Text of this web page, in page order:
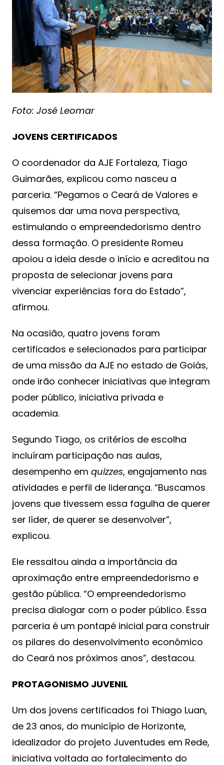
Foto: José Leomar
JOVENS CERTIFICADOS
O coordenador da AJE Fortaleza, Tiago
Guimarães, explicou como nasceu a
parceria. “Pegamos o Ceará de Valores e
quisemos dar uma nova perspectiva,
estimulando o empreendedorismo dentro
dessa formação. O presidente Romeu
apoiou a ideia desde o início e acreditou na
proposta de selecionar jovens para
vivenciar experiências fora do Estado”,
afirmou.
Na ocasião, quatro jovens foram
certificados e selecionados para participar
de uma missão da AJE no estado de Goiás,
onde irão conhecer iniciativas que integram
poder público, iniciativa privada e
academia.
Segundo Tiago, os critérios de escolha
incluíram participação nas aulas,
desempenho em quizzes, engajamento nas
atividades e perfil de liderança. “Buscamos
jovens que tivessem essa fagulha de querer
ser líder, de querer se desenvolver”,
explicou.
Ele ressaltou ainda a importância da
aproximação entre empreendedorismo e
gestão pública. “O empreendedorismo
precisa dialogar com o poder público. Essa
parceria é um pontapé inicial para construir
os pilares do desenvolvimento econômico
do Ceará nos próximos anos”, destacou.
PROTAGONISMO JUVENIL
Um dos jovens certificados foi Thiago Luan,
de 23 anos, do município de Horizonte,
idealizador do projeto Juventudes em Rede,
iniciativa voltada ao fortalecimento do